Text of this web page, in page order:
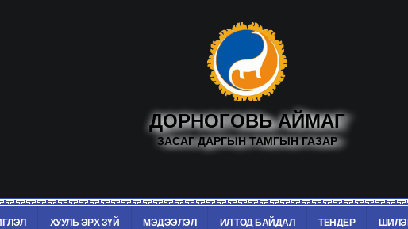
ДОРНОГОВЬ АЙМАГ
ЗАСАГ ДАРГЫН ТАМГЫН ГАЗАР
ХУУЛЬ ЭРХ ЗҮЙ МЭДЭЭЛЭЛ ИЛ ТОД БАЙДАЛ ТЕНДЕР